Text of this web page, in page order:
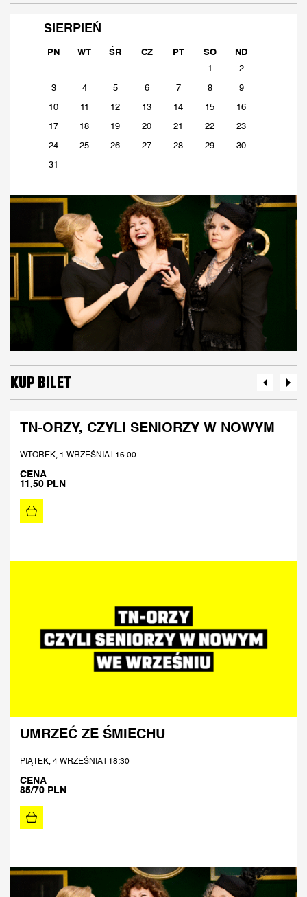
SIERPIEŃ
PN WT ŚR CZ PT SO
ND
1
2
3 4 5 6 7 8 9
10 11 12 13 14 15 16
17 18 19 20 21 22 23
24 25 26 27 28 29 30
31
KUP BILET
TN-ORZY, CZYLI SENIORZY W NOWYM
WTOREK, 1 WRZEŚNIA | 16:00
CENA
11,50 PLN
UMRZEĆ ZE ŚMIECHU
PIĄTEK, 4 WRZEŚNIA | 18:30
CENA
85/70 PLN